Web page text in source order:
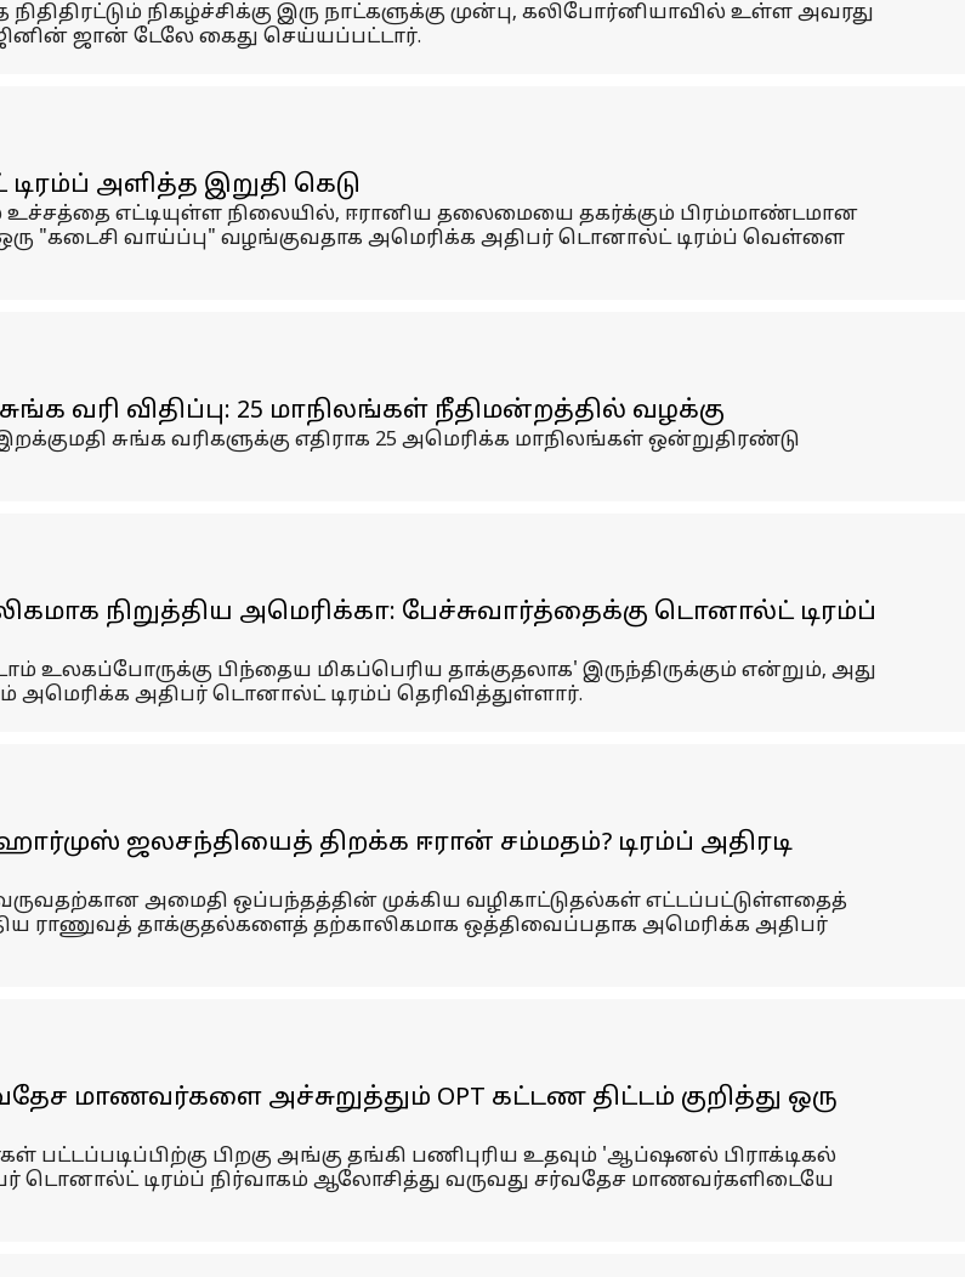
நிகழ்ச்சிக்கு இரு நாட்களுக்கு முன்பு, கலிபோர்னியாவில் உள்ள அவரது
ஜான் டேலே கைது செய்யப்பட்டார்.
அளித்த இறுதி கெடு
எட்டியுள்ள நிலையில், ஈரானிய தலைமையை தகர்க்கும் பிரம்மாண்டமான
"கடைசி வாய்ப்பு" வழங்குவதாக அமெரிக்க அதிபர் டொனால்ட் டிரம்ப் வெள்ளை
வரி விதிப்பு: 25 மாநிலங்கள் நீதிமன்றத்தில் வழக்கு
சுங்க வரிகளுக்கு எதிராக 25 அமெரிக்க மாநிலங்கள் ஒன்றுதிரண்டு
நிறுத்திய அமெரிக்கா: பேச்சுவார்த்தைக்கு டொனால்ட் டிரம்ப்
உலகப்போருக்கு பிந்தைய மிகப்பெரிய தாக்குதலாக' இருந்திருக்கும் என்றும், அது
அமெரிக்க அதிபர் டொனால்ட் டிரம்ப் தெரிவித்துள்ளார்.
ஜலசந்தியைத் திறக்க ஈரான் சம்மதம்? டிரம்ப் அதிரடி
அமைதி ஒப்பந்தத்தின் முக்கிய வழிகாட்டுதல்கள் எட்டப்பட்டுள்ளதைத்
ராணுவத் தாக்குதல்களைத் தற்காலிகமாக ஒத்திவைப்பதாக அமெரிக்க அதிபர்
மாணவர்களை அச்சுறுத்தும் OPT கட்டண திட்டம் குறித்து ஒரு
பிறகு அங்கு தங்கி பணிபுரிய உதவும் 'ஆப்ஷனல் பிராக்டிகல்
டொனால்ட் டிரம்ப் நிர்வாகம் ஆலோசித்து வருவது சர்வதேச மாணவர்களிடையே